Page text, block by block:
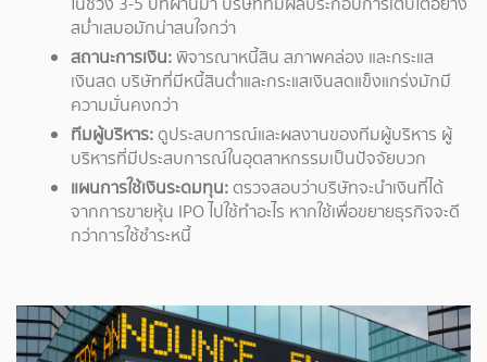
สม่ำเสมอมักน่าสนใจกว่า
สถานะการเงิน:พิจารณาหนี้สิน สภาพคล่อง และกระแส
เงินสด บริษัทที่มีหนี้สินต่ำและกระแสเงินสดแข็งแกร่งมักมี
ความมั่นคงกว่า
ทีมผู้บริหาร:ดูประสบการณ์และผลงานของทีมผู้บริหาร ผู้
บริหารที่มีประสบการณ์ในอุตสาหกรรมเป็นปัจจัยบวก
แผนการใช้เงินระดมทุน:ตรวจสอบว่าบริษัทจะนำเงินที่ได้
จากการขายหุ้น IPO ไปใช้ทำอะไร หากใช้เพื่อขยายธุรกิจจะดี
กว่าการใช้ชำระหนี้